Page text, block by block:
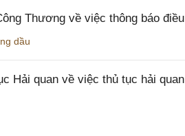
Thương về việc thông báo
dầu
Hải quan về việc thủ tục hải